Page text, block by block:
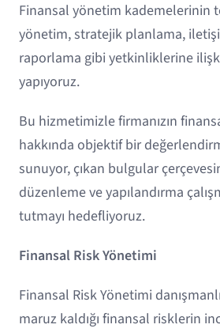
Finansal yönetim kademelerinin
yönetim, stratejik planlama,
raporlama gibi yetkinliklerine
yapıyoruz.
Bu hizmetimizle firmanızın
hakkında objektif bir
sunuyor, çıkan bulgular
düzenleme ve yapılandırma
tutmayı hedefliyoruz.
Finansal Risk Yönetimi
Finansal Risk Yönetimi
maruz kaldığı finansal risklerin